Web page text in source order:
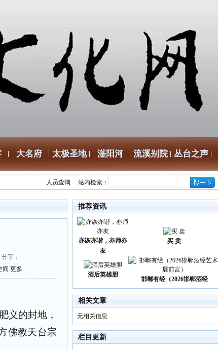
大名府 太极圣地 滏阳河 流溪别院 丛台之声
人员查询 站内检索：
分享：
间 更多
义的封地，
佛教天台宗
推荐资讯
亦诙亦谐，亦师亦
友
买 卖
酒后英雄胆
邯郸有经（2026邯郸酒经
相关文章
无相关信息
栏目更新